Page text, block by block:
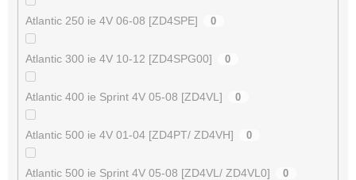
Atlantic 250 ie 4V 06-08 [ZD4SPE] 0
Atlantic 300 ie 4V 10-12 [ZD4SPG00] 0
Atlantic 400 ie Sprint 4V 05-08 [ZD4VL] 0
Atlantic 500 ie 4V 01-04 [ZD4PT/ ZD4VH] 0
Atlantic 500 ie Sprint 4V 05-08 [ZD4VL/ ZD4VL0] 0